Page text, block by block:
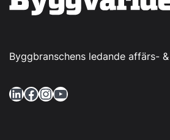
Byggbranschens ledande affärs-
LinkedIn Facebook InstagramYouTube